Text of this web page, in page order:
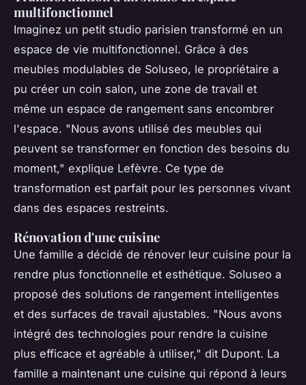
multifonctionnel
Imaginez un petit studio parisien transformé en un
espace de vie multifonctionnel. Grâce à des
meubles modulables de Soluseo, le propriétaire a
pu créer un coin salon, une zone de travail et
même un espace de rangement sans encombrer
l'espace. "Nous avons utilisé des meubles qui
peuvent se transformer en fonction des besoins du
moment," explique Lefèvre. Ce type de
transformation est parfait pour les personnes vivant
dans des espaces restreints.
Rénovation d'une cuisine
Une famille a décidé de rénover leur cuisine pour la
rendre plus fonctionnelle et esthétique. Soluseo a
proposé des solutions de rangement intelligentes
et des surfaces de travail ajustables. "Nous avons
intégré des technologies pour rendre la cuisine
plus efficace et agréable à utiliser," dit Dupont. La
famille a maintenant une cuisine qui répond à leurs